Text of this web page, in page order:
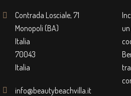
Contrada Losciale, 71
Monopoli (BA)
Italia
70043
Italia
info@beautybeachvilla.it